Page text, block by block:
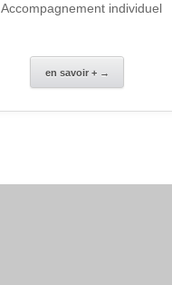
Accompagnement individuel
en savoir + →